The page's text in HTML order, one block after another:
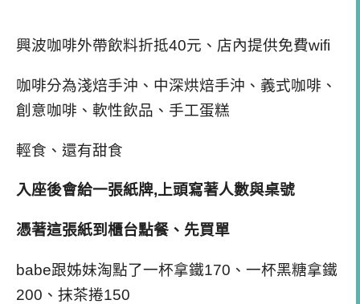
興波咖啡外帶飲料折抵40元、店內提供免費wifi
咖啡分為淺焙手沖、中深烘焙手沖、義式咖啡、
創意咖啡、軟性飲品、手工蛋糕
輕食、還有甜食
入座後會給一張紙牌,上頭寫著人數與桌號
憑著這張紙到櫃台點餐、先買單
babe跟姊妹淘點了一杯拿鐵170、一杯黑糖拿鐵
200、抹茶捲150